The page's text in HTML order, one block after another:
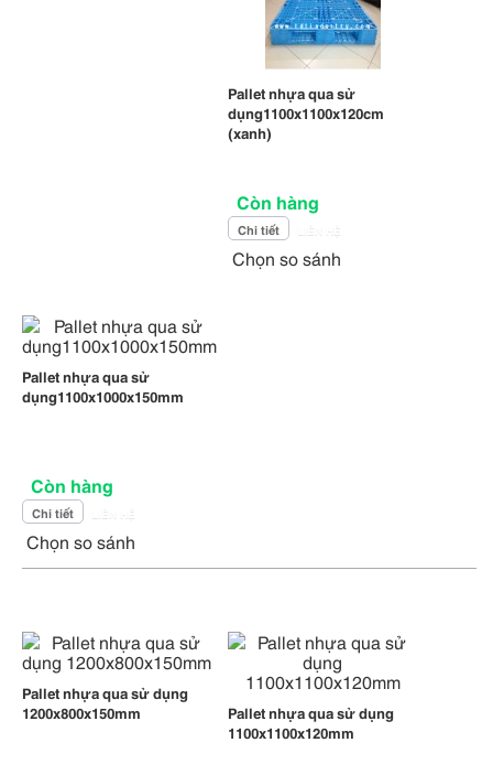
Pallet nhựa qua sử
dụng1100x1100x120cm
(xanh)
Còn hàng
Chi tiết
Chọn so sánh
Pallet nhựa qua sử
dụng1100x1000x150mm
Còn hàng
Chi tiết
Chọn so sánh
Pallet nhựa qua sử dụng
1200x800x150mm
Pallet nhựa qua sử dụng
1100x1100x120mm